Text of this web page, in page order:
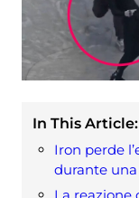
In This Article:
Iron perde
durante